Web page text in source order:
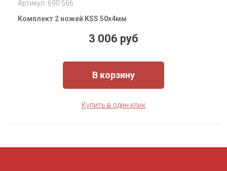
Артикул: 690.566
Комплект 2 ножей KSS 50x4мм
3 006 руб
В корзину
Купить в один клик